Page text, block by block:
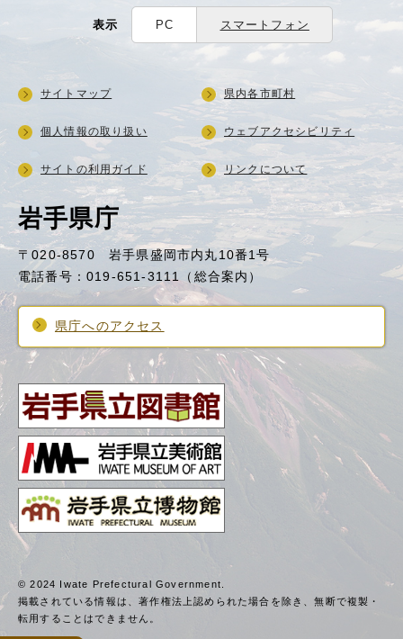
表示 PC スマートフォン
岩手県庁
〒020-8570 岩手県盛岡市内丸10番1号
電話番号：019-651-3111（総合案内）
県庁へのアクセス
サイトマップ 県内各市町村
個人情報の取り扱い ウェブアクセシビリティ
サイトの利用ガイド リンクについて
© 2024 Iwate Prefectural Government.
掲載されている情報は、著作権法上認められた場合を除き、無断で複製・
転用することはできません。